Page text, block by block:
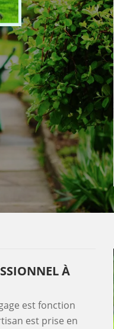
À
est fonction
est prise en